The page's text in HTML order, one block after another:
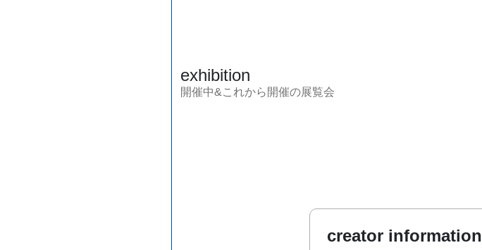
exhibition
開催中&これから開催の展覧会
creator information